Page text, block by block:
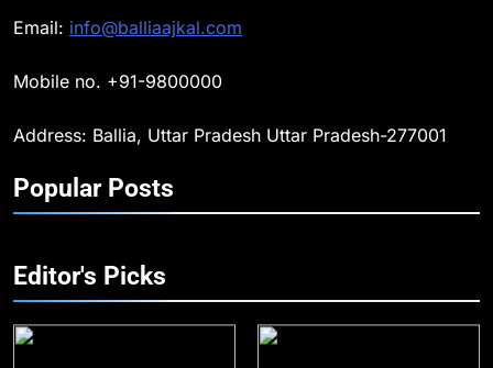
Ballia : एकता, अखंडता और राष्ट्रप्रेम
अधीक्षक ओमवीर सिंह ने दिलाई शपथ, दी
और कानपुर के लिए बस सेवाओं का
11
बिहार विस चुनाव : सभी 90 हजार 712
Email: info@balliaajkal.com
Mobile no. +91-9800000
Address: Ballia, Uttar Pradesh Uttar Pradesh-277001
Popular Posts
Editor's Picks